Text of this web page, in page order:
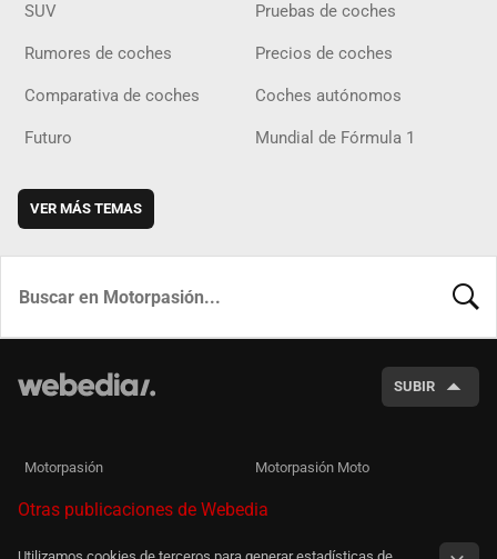
SUV Pruebas de coches
Rumores de coches Precios de coches
Comparativa de coches Coches autónomos
Futuro Mundial de Fórmula 1
VER MÁS TEMAS
SUBIR
Motorpasión Motorpasión Moto
Otras publicaciones de Webedia